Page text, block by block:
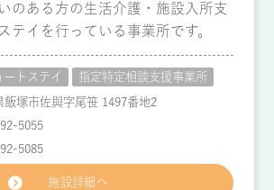
のある方の生活介護・施設入所支
テイを行っている事業所です。
ートステイ
指定特定相談支援事業所
飯塚市佐與字尾笹 1497番地2
5055
5085
施設詳細へ